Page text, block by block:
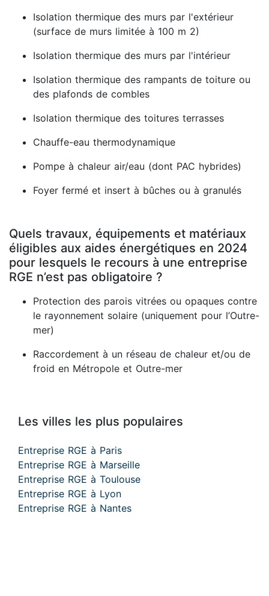
Isolation thermique des murs par l'extérieur
(surface de murs limitée à 100 m 2)
Isolation thermique des murs par l'intérieur
Isolation thermique des rampants de toiture ou
des plafonds de combles
Isolation thermique des toitures terrasses
Chauffe-eau thermodynamique
Pompe à chaleur air/eau (dont PAC hybrides)
Foyer fermé et insert à bûches ou à granulés
Quels travaux, équipements et matériaux
éligibles aux aides énergétiques en 2024
pour lesquels le recours à une entreprise
RGE n’est pas obligatoire ?
Protection des parois vitrées ou opaques contre
le rayonnement solaire (uniquement pour l’Outre-
mer)
Raccordement à un réseau de chaleur et/ou de
froid en Métropole et Outre-mer
Les villes les plus populaires
Entreprise RGE à Paris
Entreprise RGE à Marseille
Entreprise RGE à Toulouse
Entreprise RGE à Lyon
Entreprise RGE à Nantes